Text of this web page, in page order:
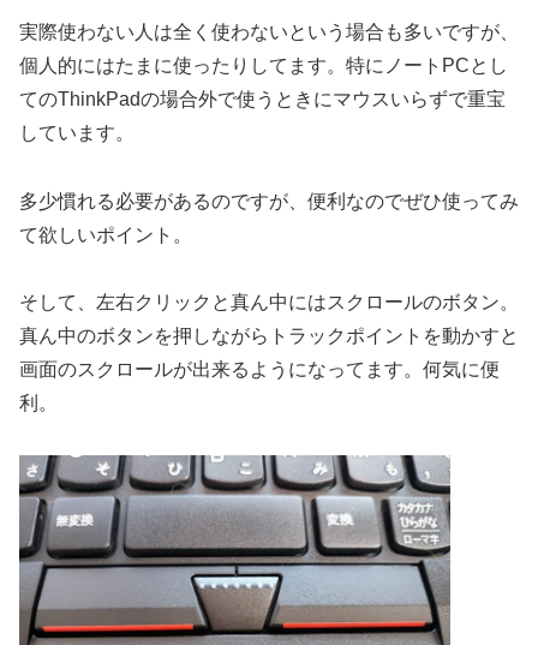
実際使わない人は全く使わないという場合も多いですが、
個人的にはたまに使ったりしてます。特にノートPCとし
てのThinkPadの場合外で使うときにマウスいらずで重宝
しています。
多少慣れる必要があるのですが、便利なのでぜひ使ってみ
て欲しいポイント。
そして、左右クリックと真ん中にはスクロールのボタン。
真ん中のボタンを押しながらトラックポイントを動かすと
画面のスクロールが出来るようになってます。何気に便
利。